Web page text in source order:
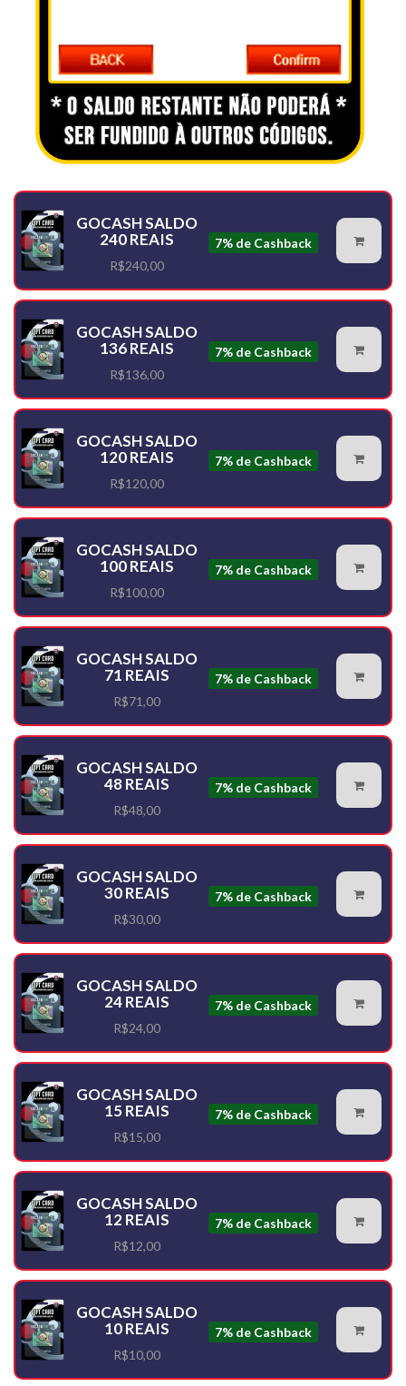
GOCASH SALDO
240 REAIS
R$240,00
7% de Cashback
GOCASH SALDO
136 REAIS
R$136,00
7% de Cashback
GOCASH SALDO
120 REAIS
R$120,00
7% de Cashback
GOCASH SALDO
100 REAIS
R$100,00
7% de Cashback
GOCASH SALDO
71 REAIS
R$71,00
7% de Cashback
GOCASH SALDO
48 REAIS
R$48,00
7% de Cashback
GOCASH SALDO
30 REAIS
R$30,00
7% de Cashback
GOCASH SALDO
24 REAIS
R$24,00
7% de Cashback
GOCASH SALDO
15 REAIS
R$15,00
7% de Cashback
GOCASH SALDO
12 REAIS
R$12,00
7% de Cashback
GOCASH SALDO
10 REAIS
R$10,00
7% de Cashback